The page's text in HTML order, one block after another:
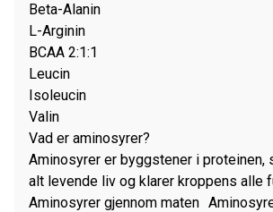
Beta-Alanin
L-Arginin
BCAA 2:1:1
Leucin
Isoleucin
Valin
Vad er aminosyrer?
Aminosyrer er byggstener i proteinen,
alt levende liv og klarer kroppens alle
Aminosyrer gjennom maten